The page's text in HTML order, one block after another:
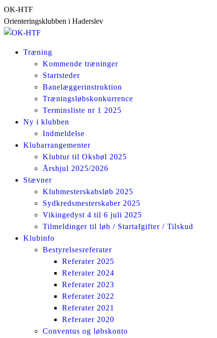
Skip
to
content
OK-HTF
Orienteringsklubben i Haderslev
Træning
Kommende træninger
Startsteder
Banelæggerinstruktion
Træningsløbskonkurrence
Terminsliste nr 1 2025
Ny i klubben
Indmeldelse
Klubarrangementer
Klubtur til Oksbøl 2025
Årshjul 2025/2026
Stævner
Klubmesterskabsløb 2025
Sydkredsmesterskaber 2025
Vikingedyst 4 til 6 juli 2025
Tilmeldinger til løb / Startafgifter / Tilskud
Klubinfo
Bestyrelsesreferater
Referater 2025
Referater 2024
Referater 2023
Referater 2022
Referater 2021
Referater 2020
Conventus og løbskonto